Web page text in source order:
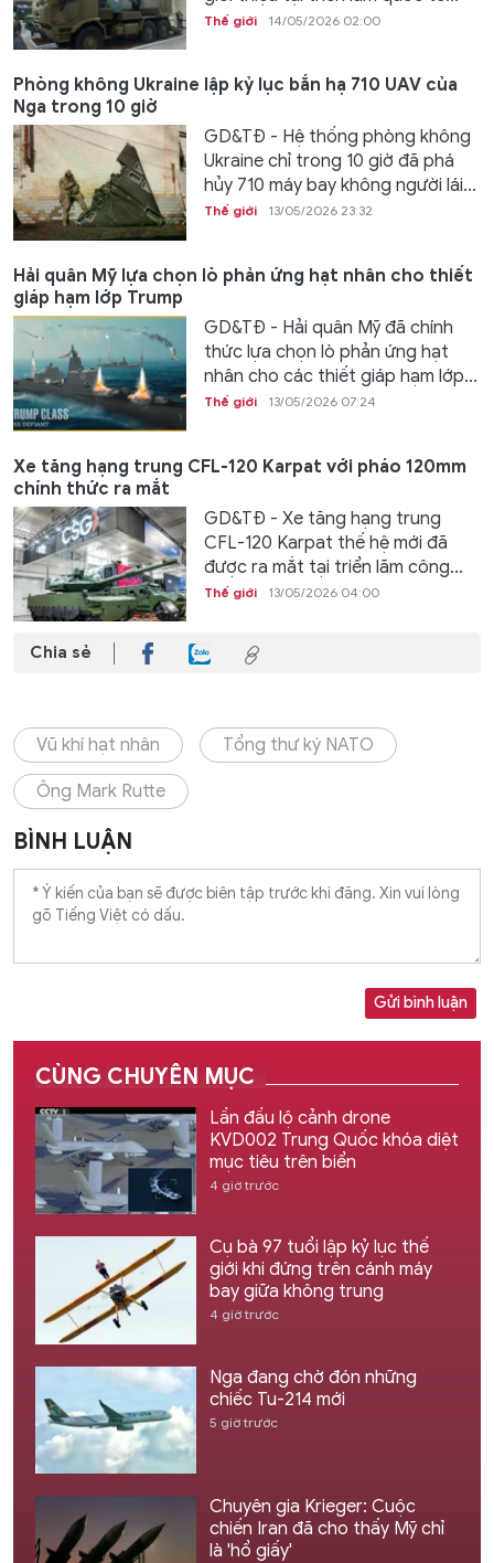
Thế giới 14/05/2026 02:00
Phòng không Ukraine lập kỷ lục bắn hạ 710 UAV của
Nga trong 10 giờ
GD&TĐ - Hệ thống phòng không
Ukraine chỉ trong 10 giờ đã phá
hủy 710 máy bay không người lái...
Thế giới 13/05/2026 23:32
Hải quân Mỹ lựa chọn lò phản ứng hạt nhân cho thiết
giáp hạm lớp Trump
GD&TĐ - Hải quân Mỹ đã chính
thức lựa chọn lò phản ứng hạt
nhân cho các thiết giáp hạm lớp...
Thế giới 13/05/2026 07:24
Xe tăng hạng trung CFL-120 Karpat với pháo 120mm
chính thức ra mắt
GD&TĐ - Xe tăng hạng trung
CFL-120 Karpat thế hệ mới đã
được ra mắt tại triển lãm công...
Thế giới 13/05/2026 04:00
Chia sẻ
Vũ khí hạt nhân Tổng thư ký NATO
Ông Mark Rutte
BÌNH LUẬN
Gửi bình luận
CÙNG CHUYÊN MỤC
Lần đầu lộ cảnh drone
KVD002 Trung Quốc khóa diệt
mục tiêu trên biển
4 giờ trước
Cụ bà 97 tuổi lập kỷ lục thế
giới khi đứng trên cánh máy
bay giữa không trung
4 giờ trước
Nga đang chờ đón những
chiếc Tu-214 mới
5 giờ trước
Chuyên gia Krieger: Cuộc
chiến Iran đã cho thấy Mỹ chỉ
là 'hổ giấy'